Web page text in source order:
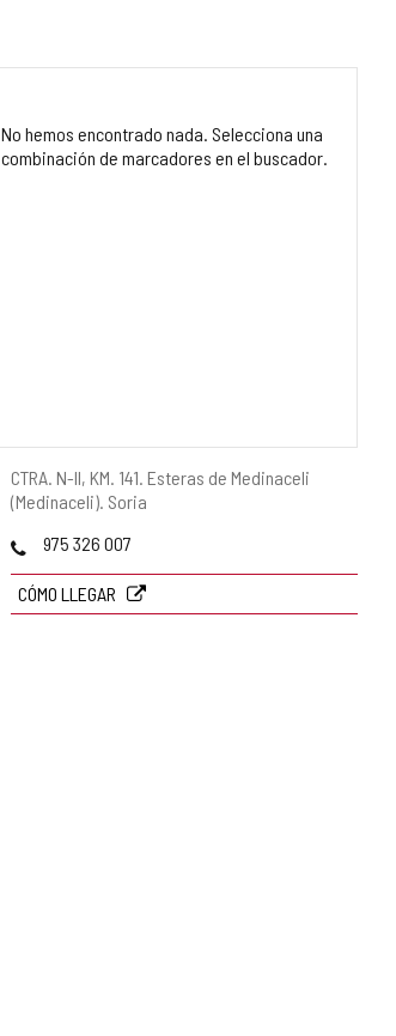
Dirección
postal
CTRA. N-II, KM. 141. Esteras de Medinaceli
(Medinaceli). Soria
Teléfonos
975 326 007
CÓMO LLEGAR
No hemos encontrado nada. Selecciona una
combinación de marcadores en el buscador.